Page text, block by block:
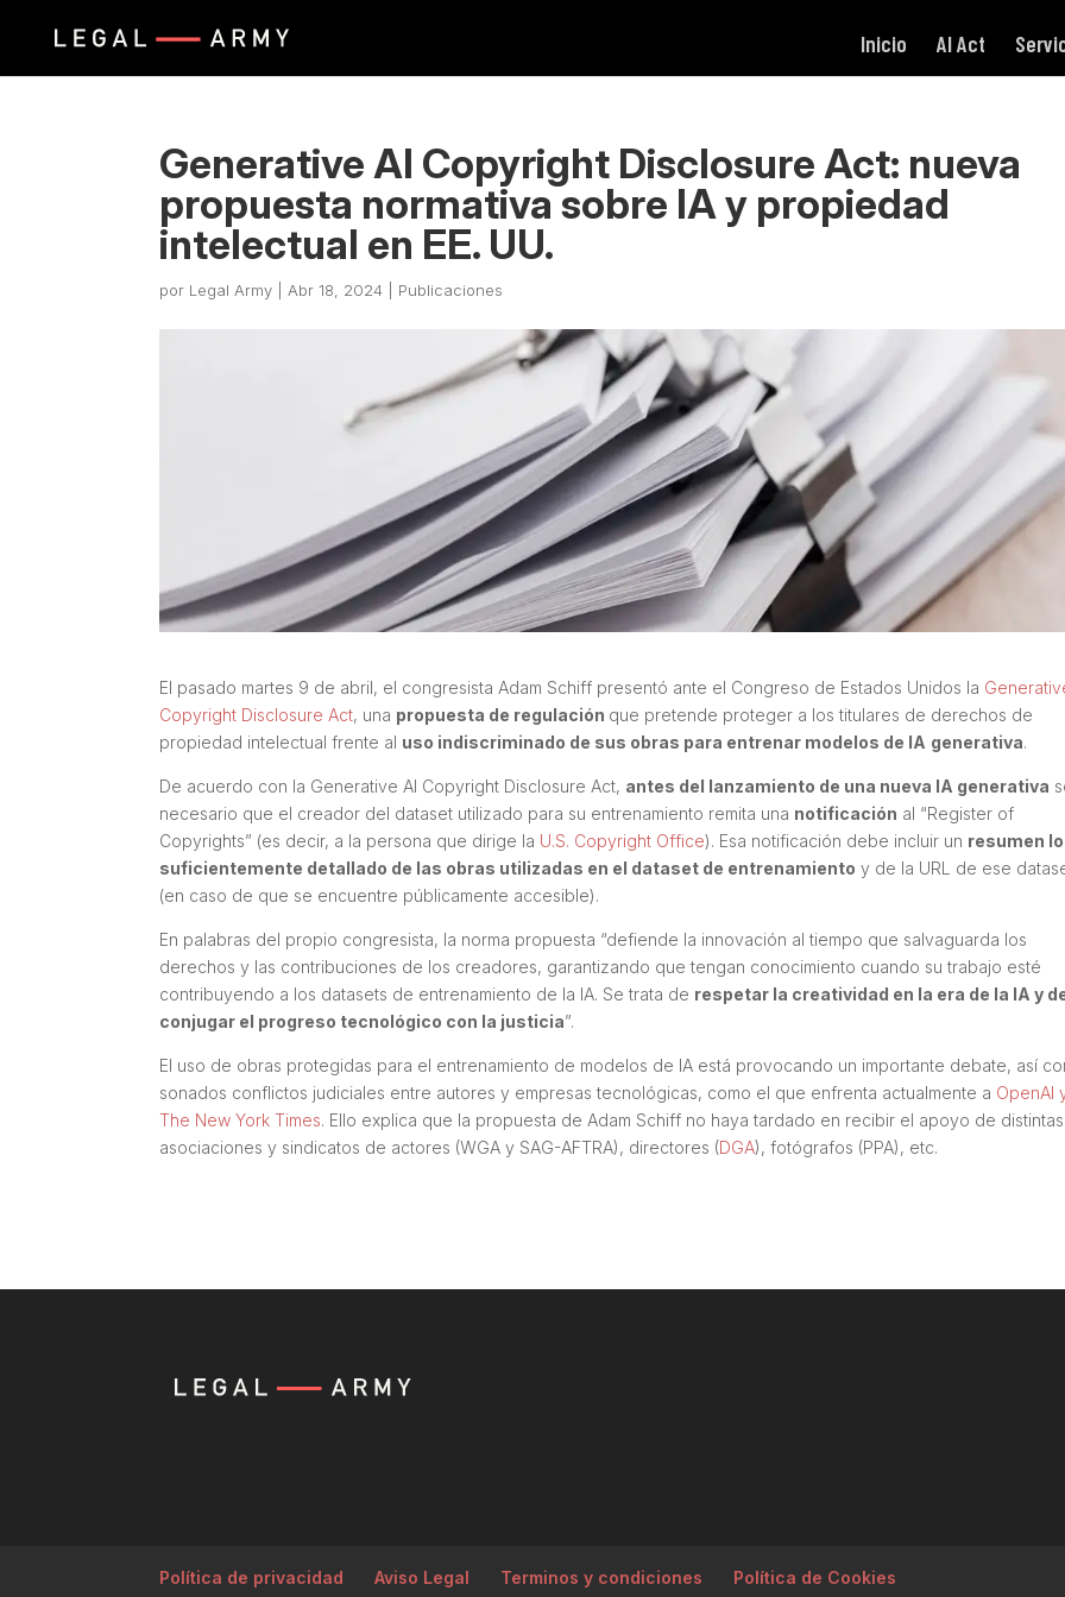
Inicio AI Act
Generative AI Copyright Disclosure Act: nueva
propuesta normativa sobre IA y propiedad
intelectual en EE. UU.
por Legal Army Abr 18, 2024 Publicaciones
El pasado martes 9 de abril, el congresista Adam Schiff presentó ante el Congreso de Estados Unidos la
Copyright Disclosure Act, una propuesta de regulación que pretende proteger a los titulares de derechos de
propiedad intelectual frente al uso indiscriminado de sus obras para entrenar modelos de IA generativa.
De acuerdo con la Generative AI Copyright Disclosure Act, antes del lanzamiento de una nueva IA generativa
necesario que el creador del dataset utilizado para su entrenamiento remita una notificación al “Register of
Copyrights” (es decir, a la persona que dirige la U.S. Copyright Office). Esa notificación debe incluir un resumen lo
suficientemente detallado de las obras utilizadas en el dataset de entrenamiento y de la URL de ese
(en caso de que se encuentre públicamente accesible).
En palabras del propio congresista, la norma propuesta “defiende la innovación al tiempo que salvaguarda los
derechos y las contribuciones de los creadores, garantizando que tengan conocimiento cuando su trabajo esté
contribuyendo a los datasets de entrenamiento de la IA. Se trata de respetar la creatividad en la era de la IA y
conjugar el progreso tecnológico con la justicia”.
El uso de obras protegidas para el entrenamiento de modelos de IA está provocando un importante debate, así
sonados conflictos judiciales entre autores y empresas tecnológicas, como el que enfrenta actualmente a OpenAI
The New York Times. Ello explica que la propuesta de Adam Schiff no haya tardado en recibir el apoyo de distintas
asociaciones y sindicatos de actores (WGA y SAG-AFTRA), directores (DGA), fotógrafos (PPA), etc.
Política de privacidad Aviso Legal Terminos y condiciones Política de Cookies